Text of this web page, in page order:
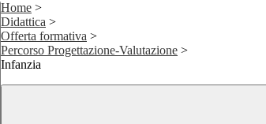
Home >
Didattica >
Offerta formativa >
Percorso Progettazione-Valutazione >
Infanzia